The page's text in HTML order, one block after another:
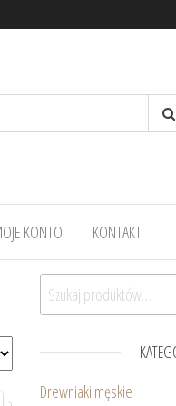
KONTO KONTAKT
Szukaj:
Drewniaki męskie